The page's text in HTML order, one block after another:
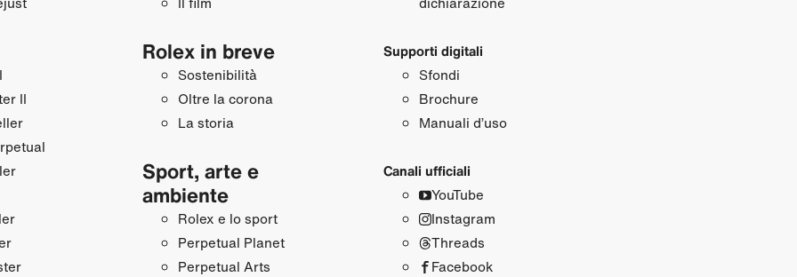
II
Rolex in breve
Sostenibilità
Oltre la corona
La storia
Sport, arte e
ambiente
Rolex e lo sport
Perpetual Planet
Perpetual Arts
Supporti digitali
Sfondi
Brochure
Manuali d’uso
Canali ufficiali
YouTube
Instagram
Threads
Facebook